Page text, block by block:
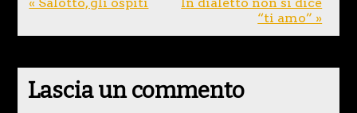
« Salotto, gli ospiti
In dialetto non si dice
“ti amo” »
Lascia un commento